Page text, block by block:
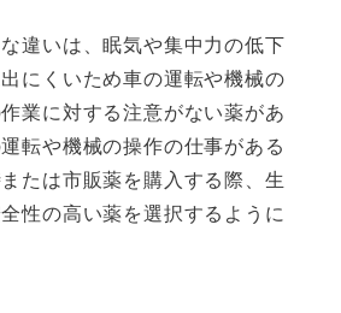
違いは、眠気や集中力の低下
にくいため車の運転や機械の
業に対する注意がない薬があ
転や機械の操作の仕事がある
たは市販薬を購入する際、生
性の高い薬を選択するように